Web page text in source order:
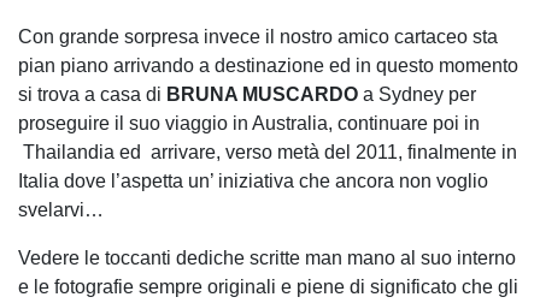
Con grande sorpresa invece il nostro amico cartaceo sta
pian piano arrivando a destinazione ed in questo momento
si trova a casa di BRUNA MUSCARDO a Sydney per
proseguire il suo viaggio in Australia, continuare poi in
Thailandia ed arrivare, verso metà del 2011, finalmente in
Italia dove l’aspetta un’ iniziativa che ancora non voglio
svelarvi…
Vedere le toccanti dediche scritte man mano al suo interno
e le fotografie sempre originali e piene di significato che gli